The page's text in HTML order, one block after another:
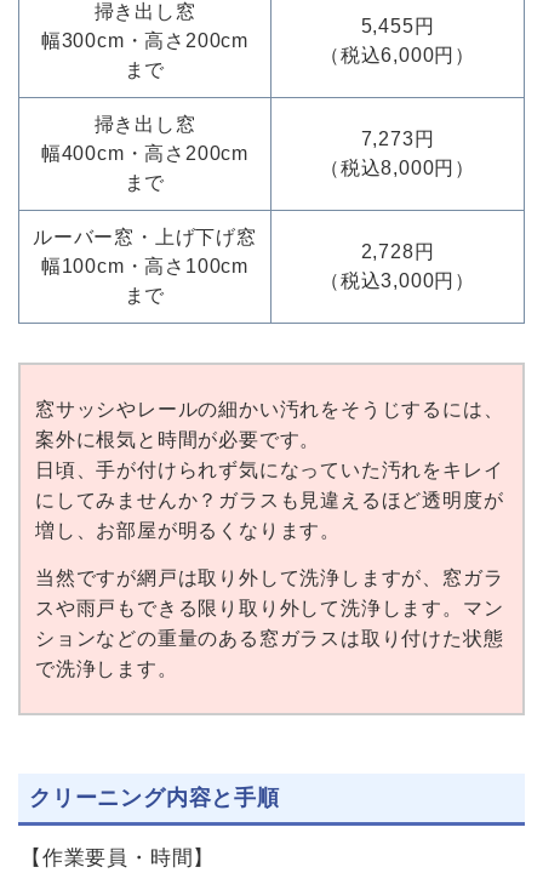
掃き出し窓
幅300cm・高さ200cm
まで
5,455円
（税込6,000円）
掃き出し窓
幅400cm・高さ200cm
まで
7,273円
（税込8,000円）
ルーバー窓・上げ下げ窓
幅100cm・高さ100cm
まで
2,728円
（税込3,000円）
窓サッシやレールの細かい汚れをそうじするには、
案外に根気と時間が必要です。
日頃、手が付けられず気になっていた汚れをキレイ
にしてみませんか？ガラスも見違えるほど透明度が
増し、お部屋が明るくなります。
当然ですが網戸は取り外して洗浄しますが、窓ガラ
スや雨戸もできる限り取り外して洗浄します。マン
ションなどの重量のある窓ガラスは取り付けた状態
で洗浄します。
クリーニング内容と手順
【作業要員・時間】